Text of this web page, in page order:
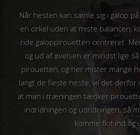
Når hesten kan samle sig i galop
en cirkel uden at miste balancen,
ride galoppirouetten centreret.
og ud af øvelsen er mindst lige
pirouetten, og her mister mange
langt de fleste heste, vil det
at man i træningen tænker
indridningen og udridningen, så
komme flot ind og